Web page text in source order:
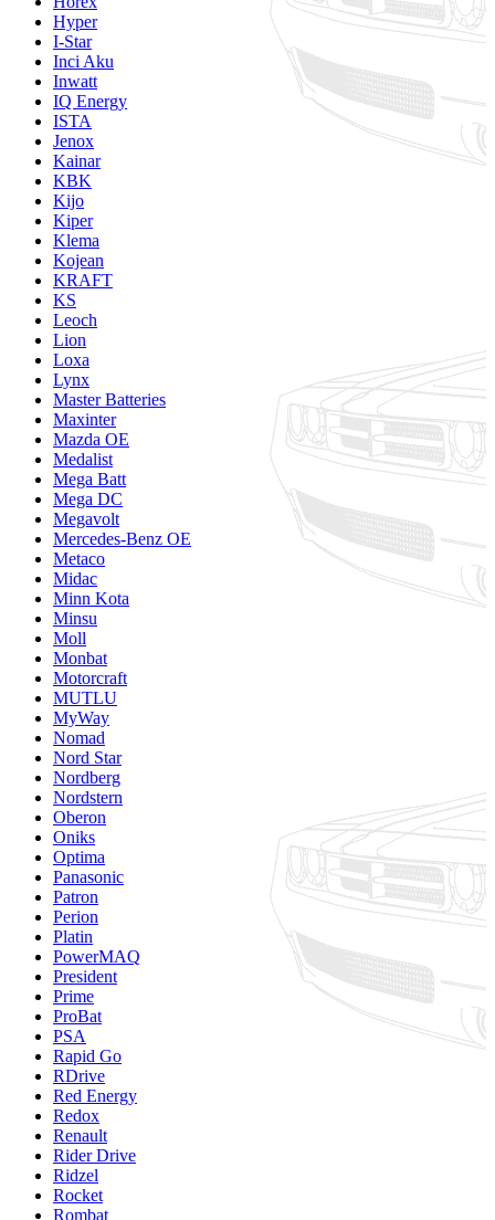
Hyper
I-Star
Inci Aku
Inwatt
IQ Energy
ISTA
Jenox
Kainar
KBK
Kijo
Kiper
Klema
Kojean
KRAFT
KS
Leoch
Lion
Loxa
Lynx
Master Batteries
Maxinter
Mazda OE
Medalist
Mega Batt
Mega DC
Megavolt
Mercedes-Benz OE
Metaco
Midac
Minn Kota
Minsu
Moll
Monbat
Motorcraft
MUTLU
MyWay
Nomad
Nord Star
Nordberg
Nordstern
Oberon
Oniks
Optima
Panasonic
Patron
Perion
Platin
PowerMAQ
President
Prime
ProBat
PSA
Rapid Go
RDrive
Red Energy
Redox
Renault
Rider Drive
Ridzel
Rocket
Rombat